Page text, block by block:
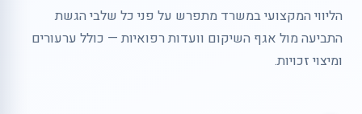
הליווי המקצועי במשרד מתפרש על פני כל שלבי הגשת
התביעה מול אגף השיקום וועדות רפואיות — כולל ערעורים
ומיצוי זכויות.